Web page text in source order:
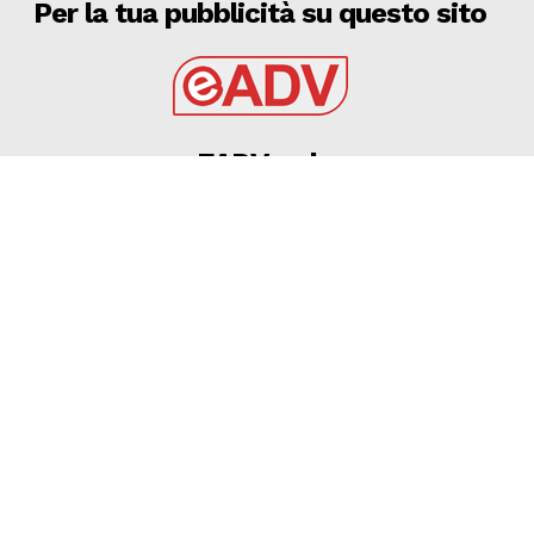
Per la tua pubblicità su questo sito
EADV s.r.l.